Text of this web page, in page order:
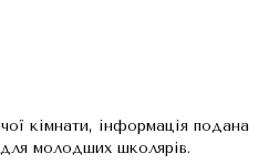
кімнати, інформація подана
молодших школярів.